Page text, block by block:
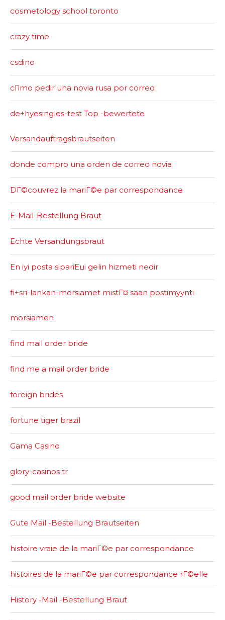
cosmetology school toronto
crazy time
csdino
cГіmo pedir una novia rusa por correo
de+hyesingles-test Top -bewertete
Versandauftragsbrautseiten
donde compro una orden de correo novia
DГ©couvrez la mariГ©e par correspondance
E-Mail-Bestellung Braut
Echte Versandungsbraut
En iyi posta sipariЕџi gelin hizmeti nedir
fi+sri-lankan-morsiamet mistГ¤ saan postimyynti
morsiamen
find mail order bride
find me a mail order bride
foreign brides
fortune tiger brazil
Gama Casino
glory-casinos tr
good mail order bride website
Gute Mail -Bestellung Brautseiten
histoire vraie de la mariГ©e par correspondance
histoires de la mariГ©e par correspondance rГ©elle
History -Mail -Bestellung Braut